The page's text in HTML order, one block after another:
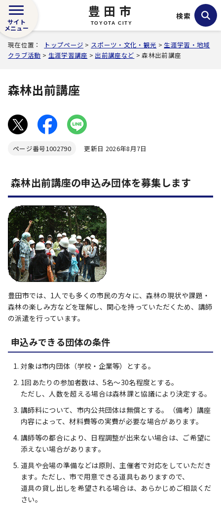
豊田市
TOYOTA CITY
サイト
メニュー
検索
現在位置： トップページ > スポーツ・文化・観光 > 生涯学習・地域
クラブ活動 > 生涯学習講座 > 出前講座など > 森林出前講座
森林出前講座
ページ番号1002790 更新日 2026年8月7日
森林出前講座の申込み団体を募集します
豊田市では、1人でも多くの市民の方々に、森林の現状や課題・
森林の楽しみ方などを理解し、関心を持っていただくため、講師
の派遣を行っています。
申込みできる団体の条件
対象は市内団体（学校・企業等）とする。
1回あたりの参加者数は、5名～30名程度とする。
ただし、人数を超える場合は森林課と協議により決定する。
講師料について、市内公共団体は無償とする。（備考）講座
内容によって、材料費等の実費が必要な場合があります。
講師等の都合により、日程調整が出来ない場合は、ご希望に
添えない場合があります。
道具や会場の準備などは原則、主催者で対応をしていただき
ます。ただし、市で用意できる道具もありますので、
道具の貸し出しを希望される場合は、あらかじめご相談くだ
さい。